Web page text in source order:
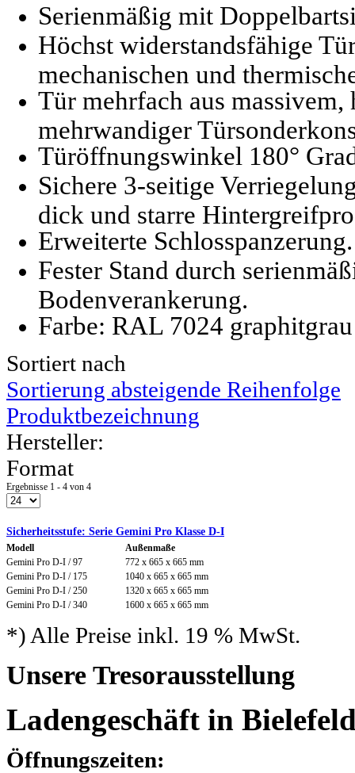
Serienmäßig mit
Höchst widerstandsfähige
mechanischen und
Tür mehrfach aus
mehrwandiger
Türöffnungswinkel 180°
Sichere 3-seitige
dick und starre
Erweiterte Schlosspanzerung.
Fester Stand durch
Bodenverankerung.
Farbe: RAL 7024
Sortiert nach
Sortierung absteigende Reihenfolge
Produktbezeichnung
Hersteller:
Format
Ergebnisse 1 - 4 von 4
Sicherheitsstufe: Serie Gemini Pro Klasse D-I
Modell
Außenmaße
Gemini Pro D-I / 97
772 x 665 x 665 mm
Gemini Pro D-I / 175
1040 x 665 x 665 mm
Gemini Pro D-I / 250
1320 x 665 x 665 mm
Gemini Pro D-I / 340
1600 x 665 x 665 mm
*) Alle Preise inkl. 19 % MwSt.
Unsere Tresorausstellung
Ladengeschäft in
Öffnungszeiten: